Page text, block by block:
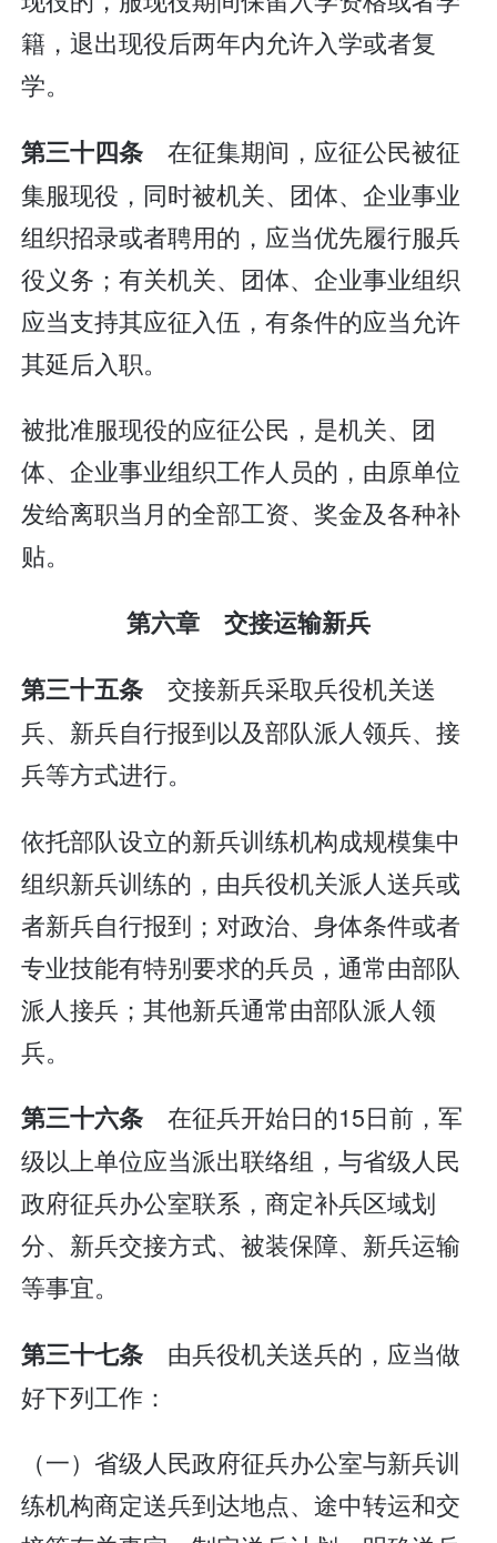
籍，退出现役后两年内允许入学或者复
学。
第三十四条 在征集期间，应征公民被征
集服现役，同时被机关、团体、企业事业
组织招录或者聘用的，应当优先履行服兵
役义务；有关机关、团体、企业事业组织
应当支持其应征入伍，有条件的应当允许
其延后入职。
被批准服现役的应征公民，是机关、团
体、企业事业组织工作人员的，由原单位
发给离职当月的全部工资、奖金及各种补
贴。
第六章 交接运输新兵
第三十五条 交接新兵采取兵役机关送
兵、新兵自行报到以及部队派人领兵、接
兵等方式进行。
依托部队设立的新兵训练机构成规模集中
组织新兵训练的，由兵役机关派人送兵或
者新兵自行报到；对政治、身体条件或者
专业技能有特别要求的兵员，通常由部队
派人接兵；其他新兵通常由部队派人领
兵。
第三十六条 在征兵开始日的15日前，军
级以上单位应当派出联络组，与省级人民
政府征兵办公室联系，商定补兵区域划
分、新兵交接方式、被装保障、新兵运输
等事宜。
第三十七条 由兵役机关送兵的，应当做
好下列工作：
（一）省级人民政府征兵办公室与新兵训
练机构商定送兵到达地点、途中转运和交